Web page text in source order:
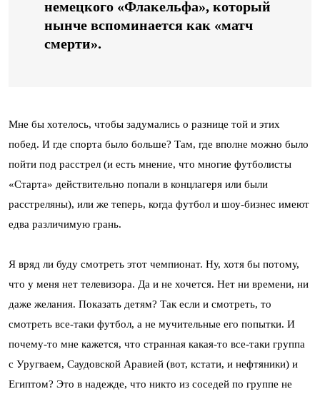
немецкого «Флакельфа», который
нынче вспоминается как «матч
смерти».
Мне бы хотелось, чтобы задумались о разнице той и этих
побед. И где спорта было больше? Там, где вполне можно было
пойти под расстрел (и есть мнение, что многие футболисты
«Старта» действительно попали в концлагеря или были
расстреляны), или же теперь, когда футбол и шоу-бизнес имеют
едва различимую грань.
Я вряд ли буду смотреть этот чемпионат. Ну, хотя бы потому,
что у меня нет телевизора. Да и не хочется. Нет ни времени, ни
даже желания. Показать детям? Так если и смотреть, то
смотреть все-таки футбол, а не мучительные его попытки. И
почему-то мне кажется, что странная какая-то все-таки группа
с Уругваем, Саудовской Аравией (вот, кстати, и нефтяники) и
Египтом? Это в надежде, что никто из соседей по группе не